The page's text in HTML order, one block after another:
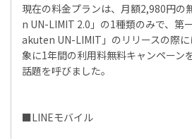
現在の料金プランは、月額2,980円の
n UN-LIMIT 2.0」の1種類のみで、第
akuten UN-LIMIT」のリリースの際
象に1年間の利用料無料キャンペーン
話題を呼びました。
■LINEモバイル